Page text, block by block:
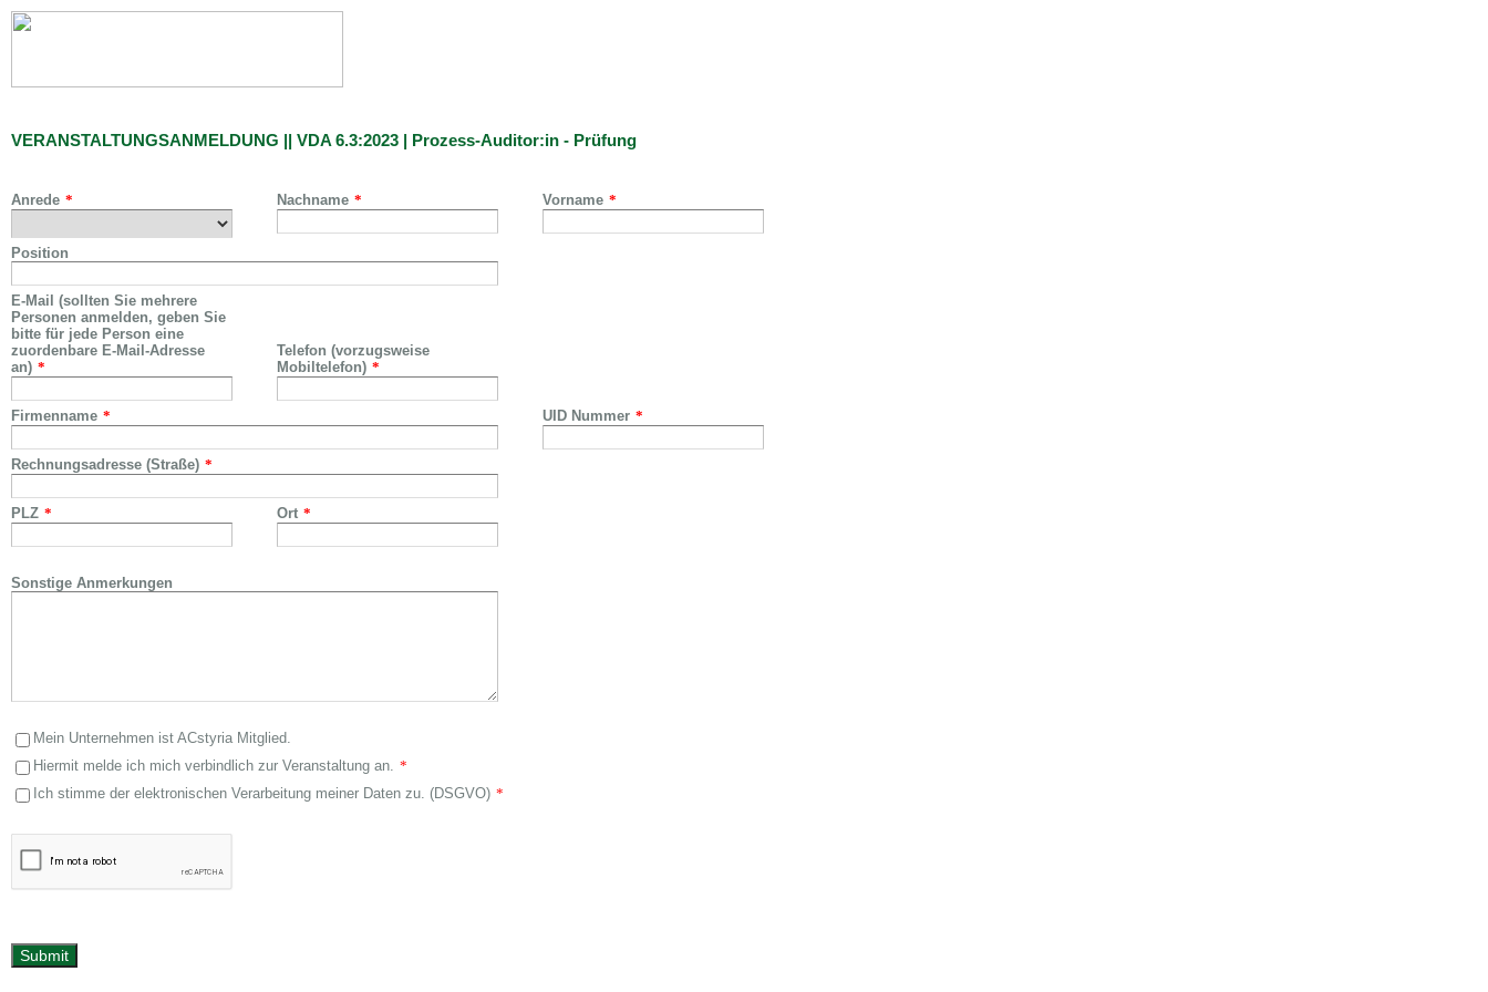
VERANSTALTUNGSANMELDUNG || VDA 6.3:2023 | Prozess-Auditor:in - Prüfung
Anrede * Nachname * Vorname *
Position
E-Mail (sollten Sie mehrere
Personen anmelden, geben Sie
bitte für jede Person eine
zuordenbare E-Mail-Adresse
an) *
Telefon (vorzugsweise
Mobiltelefon) *
Firmenname * UID Nummer *
Rechnungsadresse (Straße) *
PLZ * Ort *
Sonstige Anmerkungen
Mein Unternehmen ist ACstyria Mitglied.
Hiermit melde ich mich verbindlich zur Veranstaltung an. *
Ich stimme der elektronischen Verarbeitung meiner Daten zu. (DSGVO) *